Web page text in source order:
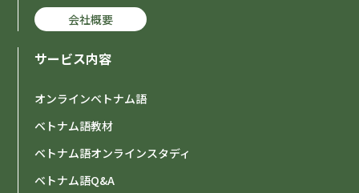
会社概要
サービス内容
オンラインベトナム語
ベトナム語教材
ベトナム語オンラインスタディ
ベトナム語Q&A